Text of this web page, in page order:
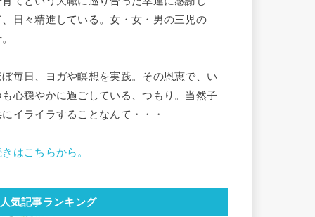
、日々精進している。女・女・男の三児の
ぼ毎日、ヨガや瞑想を実践。その恩恵で、い
も心穏やかに過ごしている、つもり。当然子
にイライラすることなんて・・・
はこちらから。
人気記事ランキング